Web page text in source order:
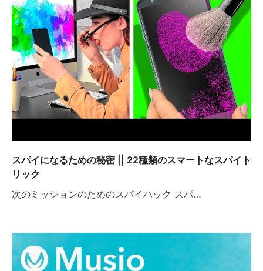
スパイになるための秘密 || 22種類のスマートなスパイト
リック
次のミッションのためのスパイハック スパ…